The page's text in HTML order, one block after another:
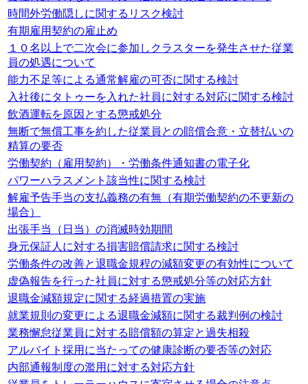
時間外労働隠しに関するリスク検討
有期雇用契約の雇止め
１０名以上で二次会に参加しクラスターを発生させた従業
員の処遇について
能力不足等による通常解雇の可否に関する検討
入社後にタトゥーを入れた社員に対する対応に関する検討
飲酒運転を原因とする懲戒処分
無断で無償工事を約した従業員との賠償合意・立替払いの
精算の要否
労働契約（雇用契約）・労働条件通知書の電子化
パワーハラスメント該当性に関する検討
解雇予告手当の支払義務の有無（有期労働契約の不更新の
場合）
出張手当（日当）の消滅時効期間
身元保証人に対する損害賠償請求に関する検討
労働条件の改善と退職金規程の減額変更の有効性について
虚偽報告を行った社員に対する懲戒処分等の対応方針
退職金減額規定に関する経過措置の実施
就業規則の変更による退職金減額に関する裁判例の検討
業務懈怠従業員に対する賠償額の算定と過失相殺
アルバイト採用に当たっての健康診断の要否等の対応
内部通報制度の濫用に対する対応方針